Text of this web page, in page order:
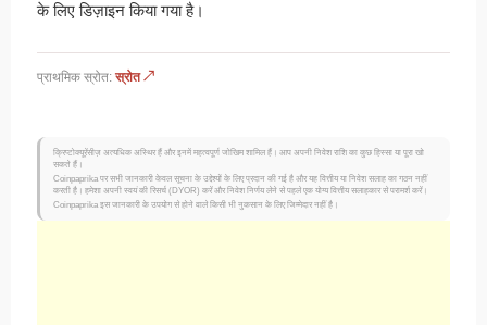
के लिए डिज़ाइन किया गया है।
प्राथमिक स्रोत: स्रोत ↗
क्रिप्टोक्यूरेंसीज़ अत्यधिक अस्थिर हैं और इनमें महत्वपूर्ण जोखिम शामिल हैं। आप अपनी निवेश राशि का कुछ हिस्सा या पूरा खो
सकते हैं।
Coinpaprika पर सभी जानकारी केवल सूचना के उद्देश्यों के लिए प्रदान की गई है और यह वित्तीय या निवेश सलाह का गठन नहीं
करती है। हमेशा अपनी स्वयं की रिसर्च (DYOR) करें और निवेश निर्णय लेने से पहले एक योग्य वित्तीय सलाहकार से परामर्श करें।
Coinpaprika इस जानकारी के उपयोग से होने वाले किसी भी नुकसान के लिए जिम्मेदार नहीं है।